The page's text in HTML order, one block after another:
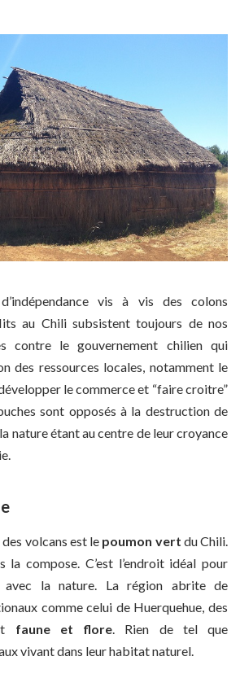
vis à vis des colons
au Chili subsistent toujours de nos
contre le gouvernement chilien qui
des ressources locales, notamment le
le commerce et “faire croitre”
sont opposés à la destruction de
nature étant au centre de leur croyance
volcans est le poumon vert du Chili.
la compose. C’est l’endroit idéal pour
avec la nature. La région abrite de
comme celui de Huerquehue, des
faune et flore. Rien de tel que
vivant dans leur habitat naturel.